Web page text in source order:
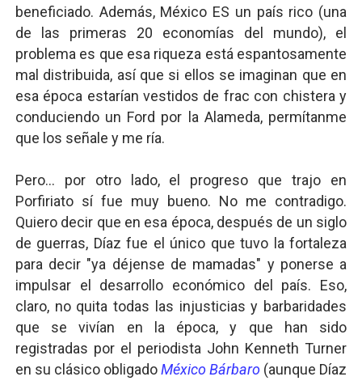
beneficiado. Además, México ES un país rico (una
de las primeras 20 economías del mundo), el
problema es que esa riqueza está espantosamente
mal distribuida, así que si ellos se imaginan que en
esa época estarían vestidos de frac con chistera y
conduciendo un Ford por la Alameda, permítanme
que los señale y me ría.
Pero... por otro lado, el progreso que trajo en
Porfiriato sí fue muy bueno. No me contradigo.
Quiero decir que en esa época, después de un siglo
de guerras, Díaz fue el único que tuvo la fortaleza
para decir "ya déjense de mamadas" y ponerse a
impulsar el desarrollo económico del país. Eso,
claro, no quita todas las injusticias y barbaridades
que se vivían en la época, y que han sido
registradas por el periodista John Kenneth Turner
en su clásico obligadoMéxico Bárbaro (aunque Díaz